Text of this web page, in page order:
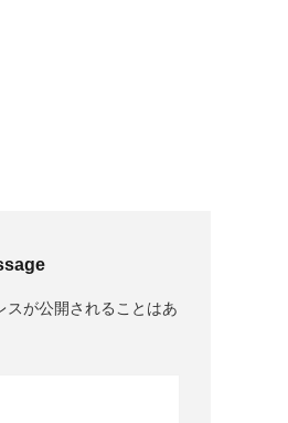
スが公開されることはあ